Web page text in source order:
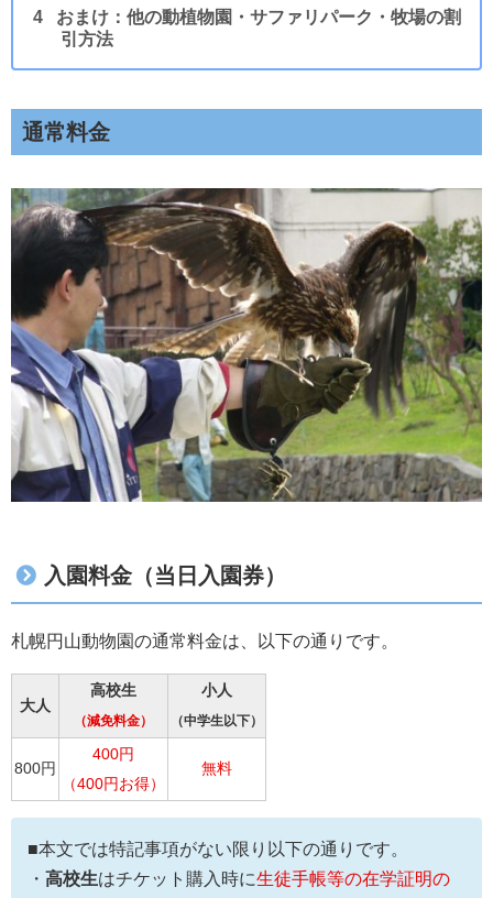
おまけ：他の動植物園・サファリパーク・牧場の割
引方法
通常料金
入園料金（当日入園券）
札幌円山動物園の通常料金は、以下の通りです。
大人
高校生
（減免料金）
小人
（中学生以下）
800円
400円
（400円お得）
無料
■本文では特記事項がない限り以下の通りです。
・ 高校生はチケット購入時に生徒手帳等の在学証明の